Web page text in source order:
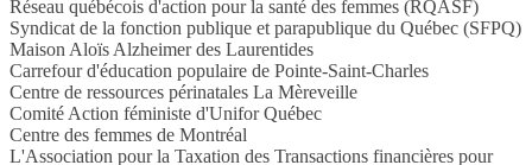
Réseau québécois d'action pour la santé des femmes (RQASF)
Syndicat de la fonction publique et parapublique du Québec (SFPQ)
Maison Aloïs Alzheimer des Laurentides
Carrefour d'éducation populaire de Pointe-Saint-Charles
Centre de ressources périnatales La Mèreveille
Comité Action féministe d'Unifor Québec
Centre des femmes de Montréal
L'Association pour la Taxation des Transactions financières pour